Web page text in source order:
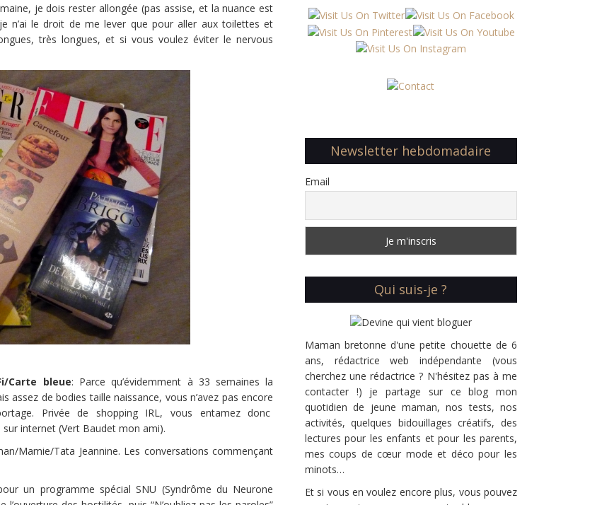
je dois rester allongée (pas assise, et la nuance est
n’ai le droit de me lever que pour aller aux toilettes et
très longues, et si vous voulez éviter le nervous
Carte bleue: Parce qu’évidemment à 33 semaines la
assez de bodies taille naissance, vous n’avez pas encore
Privée de shopping IRL, vous entamez donc
internet (Vert Baudet mon ami).
Mamie/Tata Jeannine. Les conversations commençant
un programme spécial SNU (Syndrôme du Neurone
Newsletter hebdomadaire
Email
Qui suis-je ?
Maman bretonne d'une petite chouette de 6
ans, rédactrice web indépendante (vous
cherchez une rédactrice ? N'hésitez pas à me
contacter !) je partage sur ce blog mon
quotidien de jeune maman, nos tests, nos
activités, quelques bidouillages créatifs, des
lectures pour les enfants et pour les parents,
mes coups de cœur mode et déco pour les
minots…
Et si vous en voulez encore plus, vous pouvez